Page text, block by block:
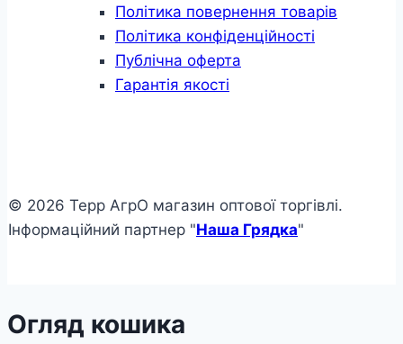
Політика повернення товарів
Політика конфіденційності
Публічна оферта
Гарантія якості
© 2026 Терр АгрО магазин оптової торгівлі.
Інформаційний партнер "Наша Грядка"
Огляд кошика